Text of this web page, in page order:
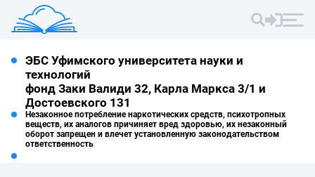
ЭБС Уфимского университета науки и
технологий
фонд Заки Валиди 32, Карла Маркса 3/1 и
Достоевского 131
Незаконное потребление наркотических средств, психотропных
веществ, их аналогов причиняет вред здоровью, их незаконный
оборот запрещен и влечет установленную законодательством
ответственность